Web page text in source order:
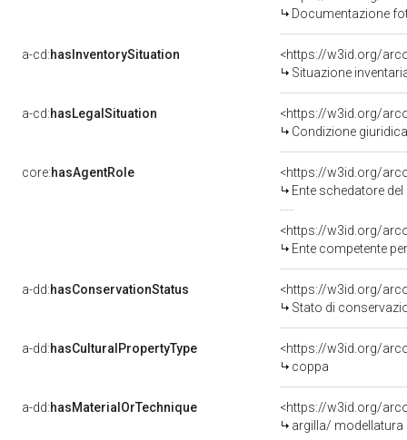
Documentazione
a-cd:hasInventorySituation
<https://w3id.org/
Situazione
a-cd:hasLegalSituation
Condizione
core:hasAgentRole
<https://w3id.org/
Ente schedatore
<https://w3id.org/
Ente competente per tutela del
a-dd:hasConservationStatus
<https://w3id.org/
Stato di
a-dd:hasCulturalPropertyType
<https://w3id.org/
coppa
a-dd:hasMaterialOrTechnique
<https://w3id.org/
argilla/ modellatura